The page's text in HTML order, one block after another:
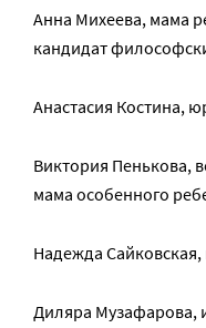
Анна Михеева, мама
кандидат
Анастасия Костина,
Виктория Пенькова,
мама особенного
Надежда
Диляра Музафарова,